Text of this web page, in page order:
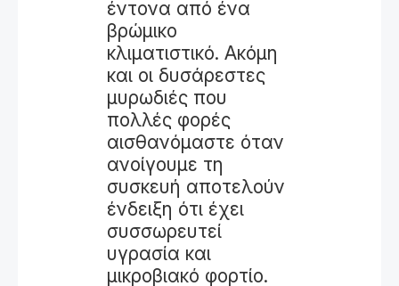
έντονα από ένα
βρώμικο
κλιματιστικό. Ακόμη
και οι δυσάρεστες
μυρωδιές που
πολλές φορές
αισθανόμαστε όταν
ανοίγουμε τη
συσκευή αποτελούν
ένδειξη ότι έχει
συσσωρευτεί
υγρασία και
μικροβιακό φορτίο.